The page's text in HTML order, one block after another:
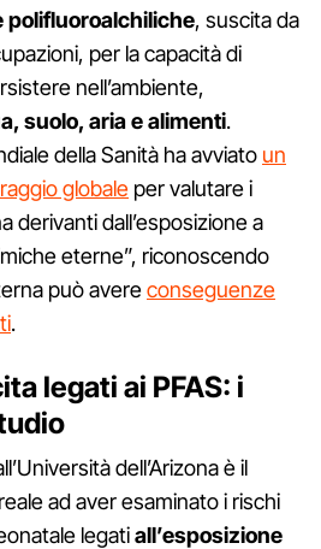
polifluoroalchiliche, suscita da
per la capacità di
nell’ambiente,
suolo, aria e alimenti.
della Sanità ha avviato un
globale per valutare i
derivanti dall’esposizione a
eterne”, riconoscendo
può avereconseguenze
.
legati ai PFAS: i
dell’Arizona è il
ad aver esaminato i rischi
legatiall’esposizione